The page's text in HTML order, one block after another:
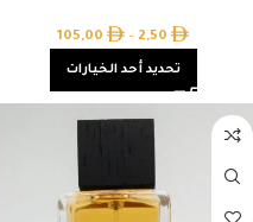
2,50
–
105,00
تحديد أحد الخيارات